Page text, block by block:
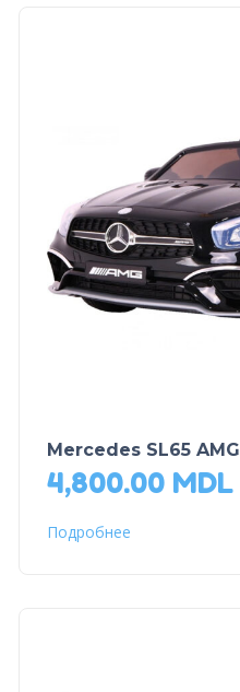
Mercedes SL65 AMG
4,800.00 MDL
Подробнее